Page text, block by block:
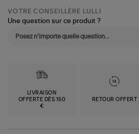
VOTRE CONSEILLÈRE LULLI
Une question sur ce produit ?
LIVRAISON
OFFERTE DÈS 150
€
RETOUR OFFERT